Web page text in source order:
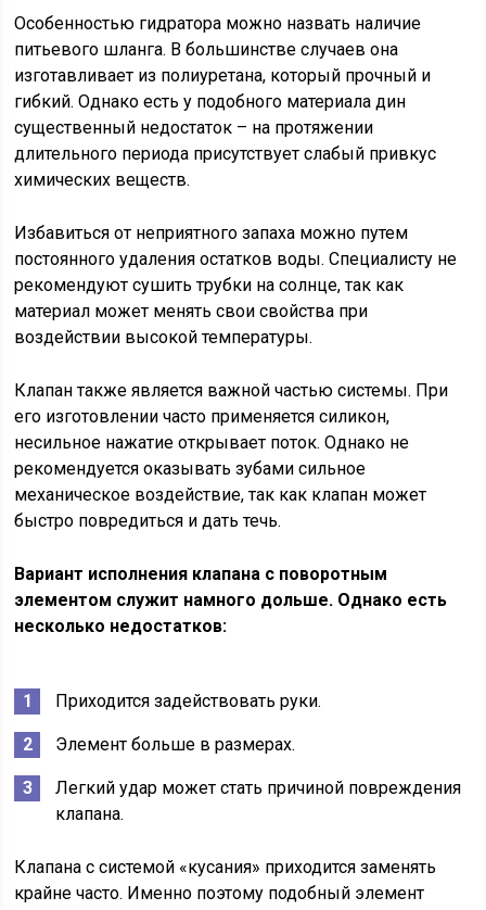
Особенностью гидратора можно назвать наличие
питьевого шланга. В большинстве случаев она
изготавливает из полиуретана, который прочный и
гибкий. Однако есть у подобного материала дин
существенный недостаток – на протяжении
длительного периода присутствует слабый привкус
химических веществ.
Избавиться от неприятного запаха можно путем
постоянного удаления остатков воды. Специалисту не
рекомендуют сушить трубки на солнце, так как
материал может менять свои свойства при
воздействии высокой температуры.
Клапан также является важной частью системы. При
его изготовлении часто применяется силикон,
несильное нажатие открывает поток. Однако не
рекомендуется оказывать зубами сильное
механическое воздействие, так как клапан может
быстро повредиться и дать течь.
Вариант исполнения клапана с поворотным
элементом служит намного дольше. Однако есть
несколько недостатков:
Приходится задействовать руки.
Элемент больше в размерах.
Легкий удар может стать причиной повреждения
клапана.
Клапана с системой «кусания» приходится заменять
крайне часто. Именно поэтому подобный элемент